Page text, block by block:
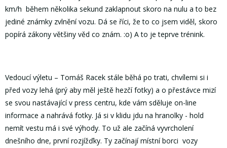
km/h během několika sekund zaklapnout skoro na nulu a to bez
jediné známky zvlnění vozu. Dá se říci, že to co jsem viděl, skoro
popírá zákony většiny věd co znám. :o) A to je teprve trénink.
Vedoucí výletu – Tomáš Racek stále běhá po trati, chvílemi si i
před vozy lehá (prý aby měl ještě hezčí fotky) a o přestávce mizí
se svou nastávající v press centru, kde vám sděluje on-line
informace a nahrává fotky. Já si v klidu jdu na hranolky - hold
nemít vestu má i své výhody. To už ale začíná vyvrcholení
dnešního dne, první rozjížďky. Ty začínají místní borci vozy